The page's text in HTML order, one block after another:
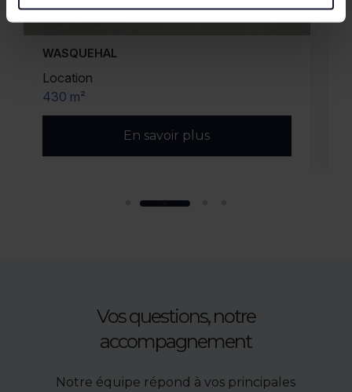
MARCQ EN BAROEUL
Vente/Location
1 932 m²
En savoir plus
Vos questions, notre
accompagnement
Notre équipe répond à vos principales